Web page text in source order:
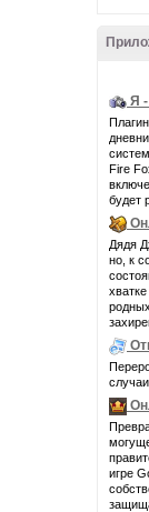
Я
Fire
будет
Дядя
но, к
игре